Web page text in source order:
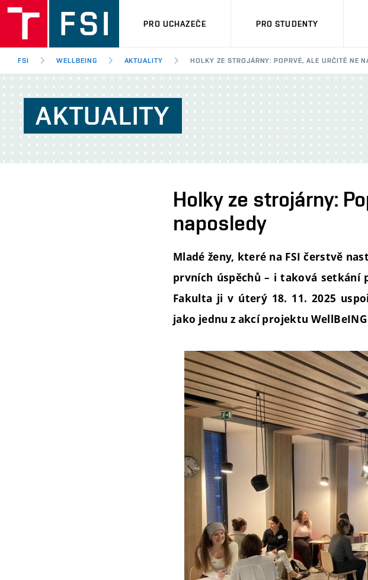
PRO UCHAZEČE PRO STUDENTY
FSI WELLBEING AKTUALITY HOLKY ZE STROJÁRNY: POPRVÉ, ALE URČITĚ NE
AKTUALITY
Holky ze strojárny:
naposledy
Mladé ženy, které na FSI čerstvě
prvních úspěchů – i taková setkání
Fakulta ji v úterý 18. 11. 2025
jako jednu z akcí projektu